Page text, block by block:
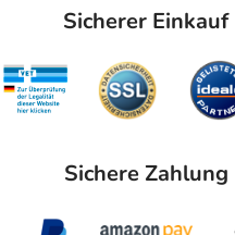
Sicherer Einkauf
Sichere Zahlung